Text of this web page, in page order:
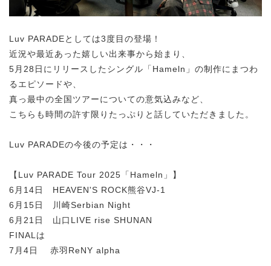
Luv PARADEとしては3度目の登場！
近況や最近あった嬉しい出来事から始まり、
5月28日にリリースしたシングル「Hameln」の制作にまつわ
るエピソードや、
真っ最中の全国ツアーについての意気込みなど、
こちらも時間の許す限りたっぷりと話していただきました。
Luv PARADEの今後の予定は・・・
【Luv PARADE Tour 2025「Hameln」】
6月14日 HEAVEN'S ROCK熊谷VJ-1
6月15日 川崎Serbian Night
6月21日 山口LIVE rise SHUNAN
FINALは
7月4日 赤羽ReNY alpha